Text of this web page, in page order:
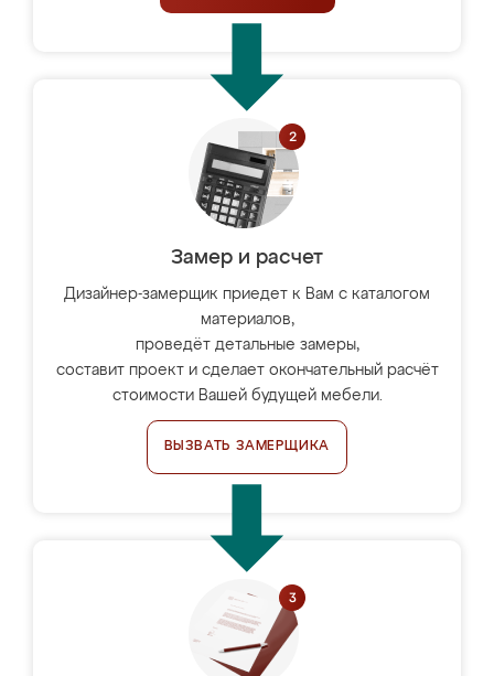
Замер и расчет
Дизайнер-замерщик приедет к Вам с каталогом
материалов,
проведёт детальные замеры,
составит проект и сделает окончательный расчёт
стоимости Вашей будущей мебели.
ВЫЗВАТЬ ЗАМЕРЩИКА